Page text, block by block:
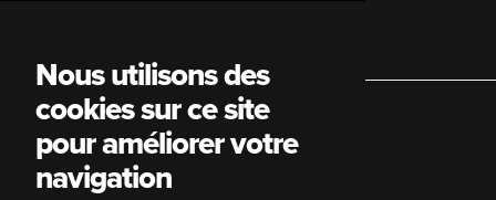
Main
navigation
Nous utilisons des
cookies sur ce site
pour améliorer votre
navigation